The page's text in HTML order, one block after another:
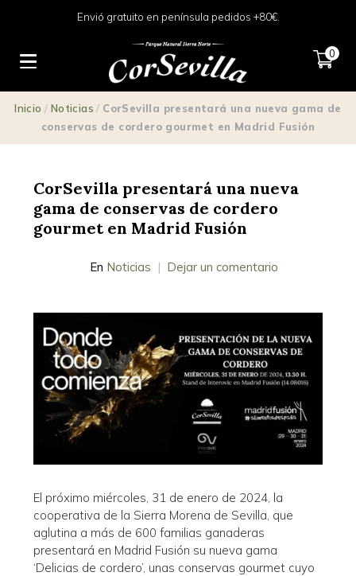
Envió gratuito en península pedidos +80€.
0
Inicio / Noticias / CorSevilla presentará una nueva gama de
conservas de cordero gourmet en Madrid Fusión
CorSevilla presentará una nueva
gama de conservas de cordero
gourmet en Madrid Fusión
En Noticias Dejar un comentario
El próximo miércoles, 31 de enero de 2024, la
cooperativa de la Sierra Morena de Sevilla, que
aglutina a más de 600 familias ganaderas
presentará en Madrid Fusión su nueva gama
‘Delicias de cordero’, unas conservas gourmet cuyo